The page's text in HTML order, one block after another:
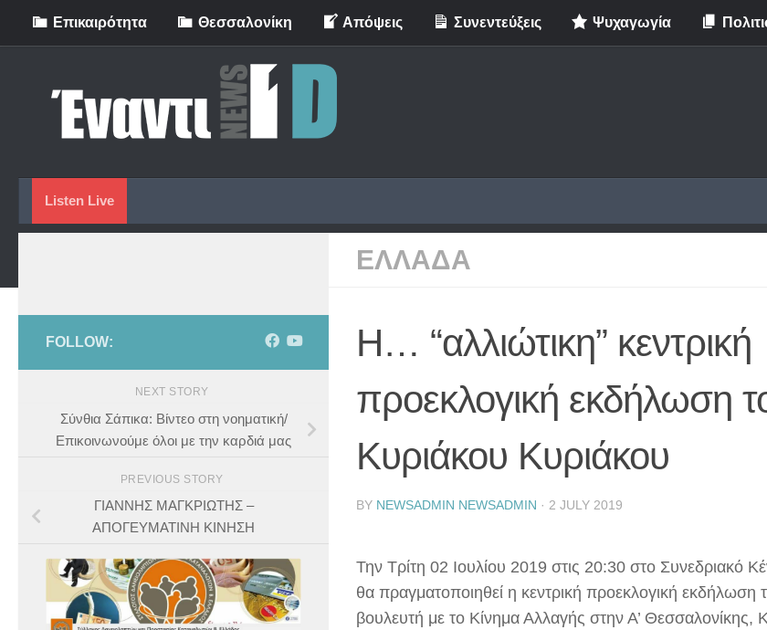
Skip to content
Eπικαιρότητα Θεσσαλονίκη Απόψεις Συνεντεύξεις Ψυχαγωγία
Listen Live
ΕΛΛΑΔΑ
Η… “αλλιώτικη” κεντρική
προεκλογική εκδήλωση
Κυριάκου Κυριάκου
BY NEWSADMIN NEWSADMIN · 2 JULY 2019
Την Τρίτη 02 Ιουλίου 2019 στις 20:30 στο Συνεδριακό
θα πραγματοποιηθεί η κεντρική προεκλογική εκδήλωση
βουλευτή με το Κίνημα Αλλαγής στην Α’ Θεσσαλονίκης,
FOLLOW:
NEXT STORY
Σύνθια Σάπικα: Βίντεο στη νοηματική/
Επικοινωνούμε όλοι με την καρδιά μας
PREVIOUS STORY
ΓΙΑΝΝΗΣ ΜΑΓΚΡΙΩΤΗΣ –
ΑΠΟΓΕΥΜΑΤΙΝΗ ΚΙΝΗΣΗ